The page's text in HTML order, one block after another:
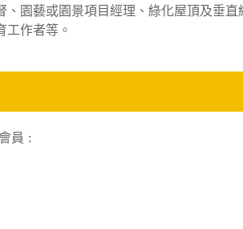
園藝或園景項目經理、綠化屋頂及垂直
作者等。
員 :